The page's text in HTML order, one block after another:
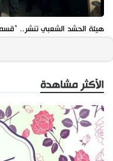
هيئة الحشد الشعبي تنشر..
الأكثر مشاهدة